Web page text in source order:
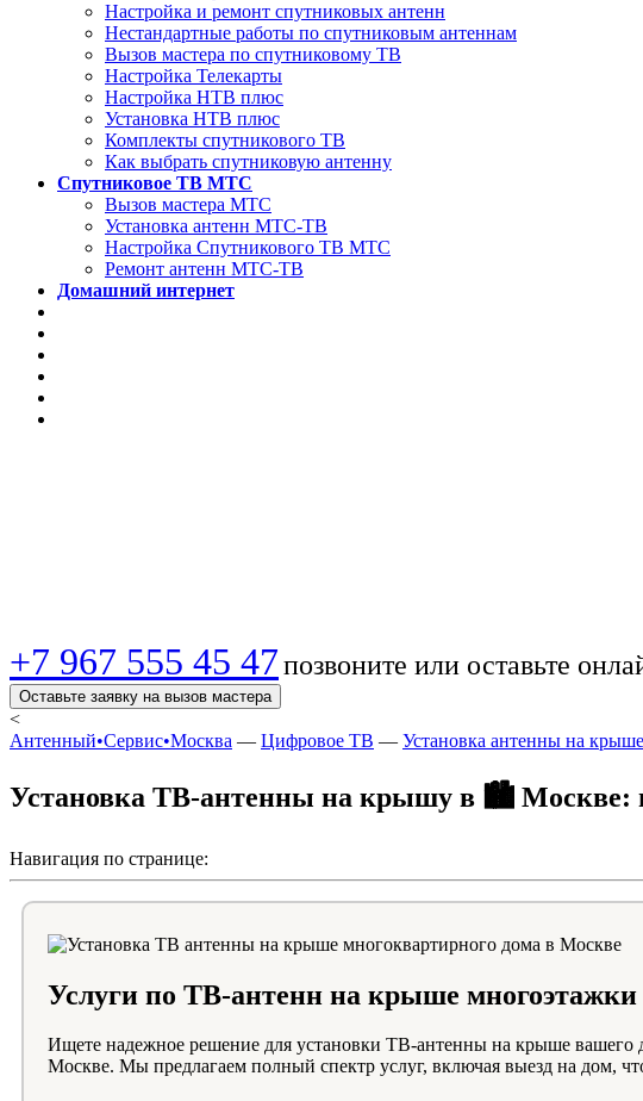
Настройка и ремонт спутниковых антенн
Нестандартные работы по спутниковым антеннам
Вызов мастера по спутниковому ТВ
Настройка Телекарты
Настройка НТВ плюс
Установка НТВ плюс
Комплекты спутникового ТВ
Как выбрать спутниковую антенну
Спутниковое ТВ МТС
Вызов мастера МТС
Установка антенн МТС-ТВ
Настройка Спутникового ТВ МТС
Ремонт антенн МТС-ТВ
Домашний интернет
+7 967 555 45 47позвоните или оставьте
Оставьте заявку на вызов мастера
<
Антенный•Сервис•Москва — Цифровое ТВ — Установка антенны на крыше
Установка ТВ-антенны на крышу в 🏙️ Москве:
Навигация по странице:
Услуги по ТВ-антенн на крыше
Ищете надежное решение для установки ТВ-антенны на крыше вашего
Москве. Мы предлагаем полный спектр услуг, включая выезд на дом,